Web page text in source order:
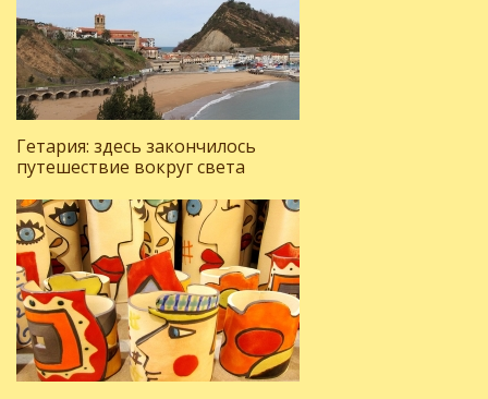
Гетария: здесь закончилось
путешествие вокруг света